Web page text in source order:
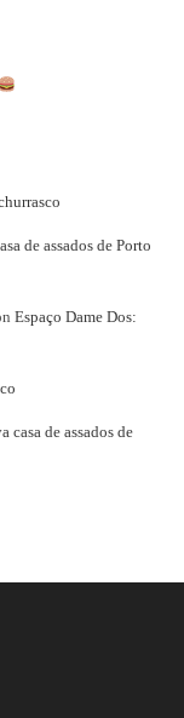
de assados de Porto
Espaço Dame Dos:
casa de assados de